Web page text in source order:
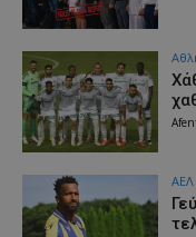
ΑΕΛ